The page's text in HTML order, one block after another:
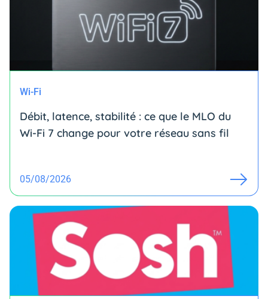
Wi-Fi
Débit, latence, stabilité : ce que le MLO du
Wi-Fi 7 change pour votre réseau sans fil
05/08/2026